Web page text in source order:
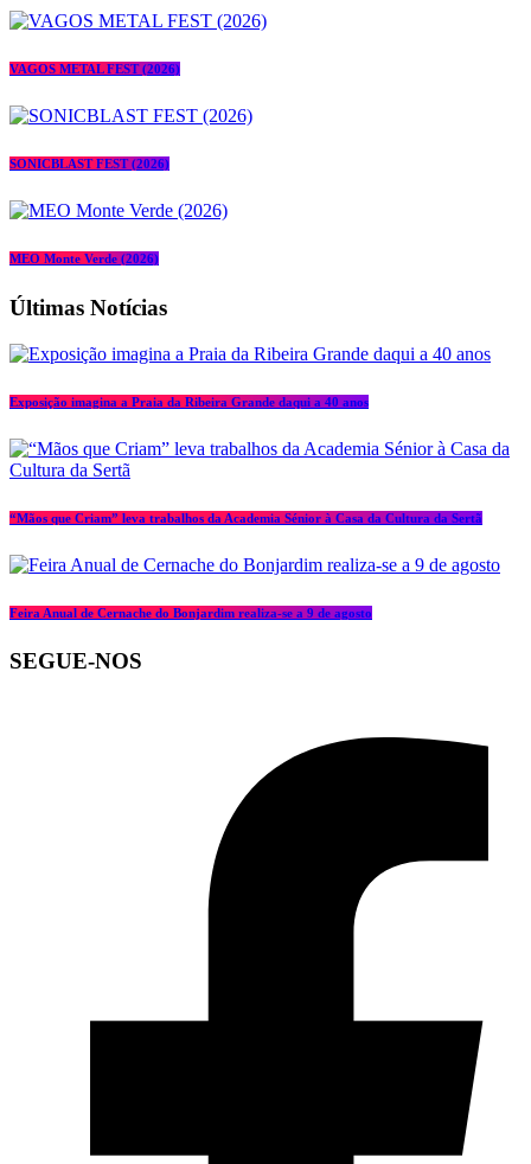
VAGOS METAL FEST (2026)
SONICBLAST FEST (2026)
MEO Monte Verde (2026)
Últimas Notícias
Exposição imagina a Praia da Ribeira Grande daqui a 40 anos
“Mãos que Criam” leva trabalhos da Academia Sénior à Casa da Cultura da Sertã
Feira Anual de Cernache do Bonjardim realiza-se a 9 de agosto
SEGUE-NOS